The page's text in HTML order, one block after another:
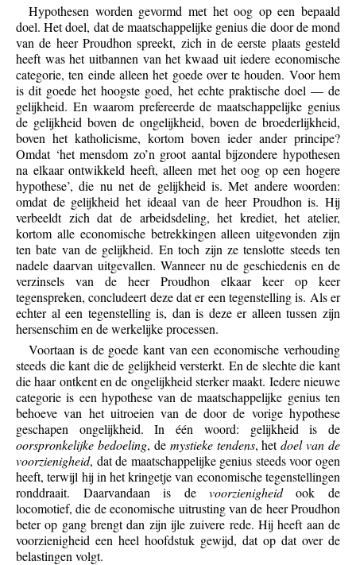
Hypothesen worden gevormd met het oog op een bepaald
doel. Het doel, dat de maatschappelijke genius die door de mond
van de heer Proudhon spreekt, zich in de eerste plaats gesteld
heeft was het uitbannen van het kwaad uit iedere economische
categorie, ten einde alleen het goede over te houden. Voor hem
is dit goede het hoogste goed, het echte praktische doel — de
gelijkheid. En waarom prefereerde de maatschappelijke genius
de gelijkheid boven de ongelijkheid, boven de broederlijkheid,
boven het katholicisme, kortom boven ieder ander principe?
Omdat ‘het mensdom zo’n groot aantal bijzondere hypothesen
na elkaar ontwikkeld heeft, alleen met het oog op een hogere
hypothese’, die nu net de gelijkheid is. Met andere woorden:
omdat de gelijkheid het ideaal van de heer Proudhon is. Hij
verbeeldt zich dat de arbeidsdeling, het krediet, het atelier,
kortom alle economische betrekkingen alleen uitgevonden zijn
ten bate van de gelijkheid. En toch zijn ze tenslotte steeds ten
nadele daarvan uitgevallen. Wanneer nu de geschiedenis en de
verzinsels van de heer Proudhon elkaar keer op keer
tegenspreken, concludeert deze dat er een tegenstelling is. Als er
echter al een tegenstelling is, dan is deze er alleen tussen zijn
hersenschim en de werkelijke processen.
Voortaan is de goede kant van een economische verhouding
steeds die kant die de gelijkheid versterkt. En de slechte die kant
die haar ontkent en de ongelijkheid sterker maakt. Iedere nieuwe
categorie is een hypothese van de maatschappelijke genius ten
behoeve van het uitroeien van de door de vorige hypothese
geschapen ongelijkheid. In één woord: gelijkheid is de
oorspronkelijke bedoeling, de mystieke tendens, hetdoel van de
voorzienigheid, dat de maatschappelijke genius steeds voor ogen
heeft, terwijl hij in het kringetje van economische tegenstellingen
ronddraait. Daarvandaan is de voorzienigheidook de
locomotief, die de economische uitrusting van de heer Proudhon
beter op gang brengt dan zijn ijle zuivere rede. Hij heeft aan de
voorzienigheid een heel hoofdstuk gewijd, dat op dat over de
belastingen volgt.